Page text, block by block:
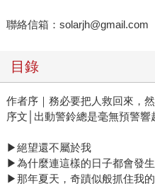
聯絡信箱：solarjh@gmail.com
目錄
作者序｜務必要把人救回來，然
序文│出動警鈴總是毫無預警響
▶絕望還不屬於我
▶為什麼連這樣的日子都會發生
▶那年夏天，奇蹟似般抓住我